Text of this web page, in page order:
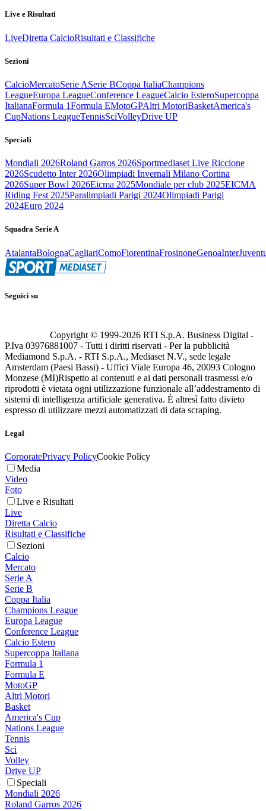
Live e Risultati
LiveDiretta CalcioRisultati e Classifiche
Sezioni
CalcioMercatoSerie ASerie BCoppa ItaliaChampions
LeagueEuropa LeagueConference LeagueCalcio EsteroSupercoppa
ItalianaFormula 1Formula EMotoGPAltri MotoriBasketAmerica's
CupNations LeagueTennisSciVolleyDrive UP
Speciali
Mondiali 2026Roland Garros 2026Sportmediaset Live Riccione
2026Scudetto Inter 2026Olimpiadi Invernali Milano Cortina
2026Super Bowl 2026Eicma 2025Mondiale per club 2025EICMA
Riding Fest 2025Paralimpiadi Parigi 2024Olimpiadi Parigi
2024Euro 2024
Squadra Serie A
AtalantaBolognaCagliariComoFiorentinaFrosinoneGenoaInter
Seguici su
Copyright © 1999-2026 RTI S.p.A. Business Digital -
P.Iva 03976881007 - Tutti i diritti riservati - Per la pubblicità
Mediamond S.p.A. - RTI S.p.A., Mediaset N.V., sede legale
Amsterdam (Paesi Bassi) - Uffici Viale Europa 46, 20093 Cologno
Monzese (MI)Rispetto ai contenuti e ai dati personali trasmessi e/o
riprodotti è vietata ogni utilizzazione funzionale all’addestramento di
sistemi di intelligenza artificiale generativa. È altresì fatto divieto
espresso di utilizzare mezzi automatizzati di data scraping.
Legal
CorporatePrivacy PolicyCookie Policy
Media
Video
Foto
Live e Risultati
Live
Diretta Calcio
Risultati e Classifiche
Sezioni
Calcio
Mercato
Serie A
Serie B
Coppa Italia
Champions League
Europa League
Conference League
Calcio Estero
Supercoppa Italiana
Formula 1
Formula E
MotoGP
Altri Motori
Basket
America's Cup
Nations League
Tennis
Sci
Volley
Drive UP
Speciali
Mondiali 2026
Roland Garros 2026